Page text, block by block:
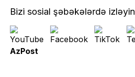
Bizi sosial şəbəkələrdə izləyin
AzPost